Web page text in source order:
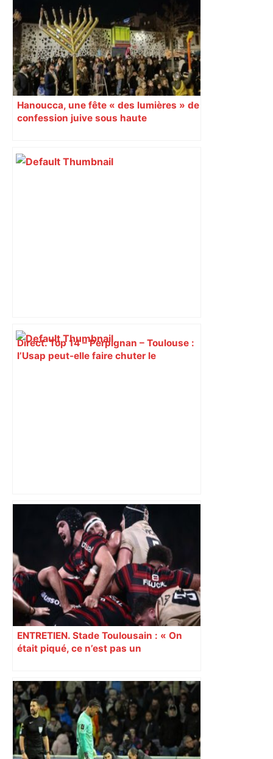
Hanoucca, une fête « des lumières » de
confession juive sous haute
Labège, près de Toulouse
Direct. Top 14 – Perpignan – Toulouse :
l’Usap peut-elle faire chuter le
DIRECT. Colère des agriculteurs :
mobilisation agricole à Toulouse ce
samedi, 113 vaches abattues en Ariège
– ladepeche.fr
ENTRETIEN. Stade Toulousain : « On
était piqué, ce n’est pas un